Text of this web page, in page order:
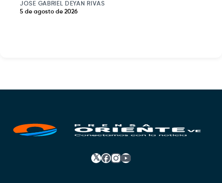
JOSE GABRIEL DEYAN RIVAS
5 de agosto de 2026
𝕏 Facebook
Instagram
YouTube